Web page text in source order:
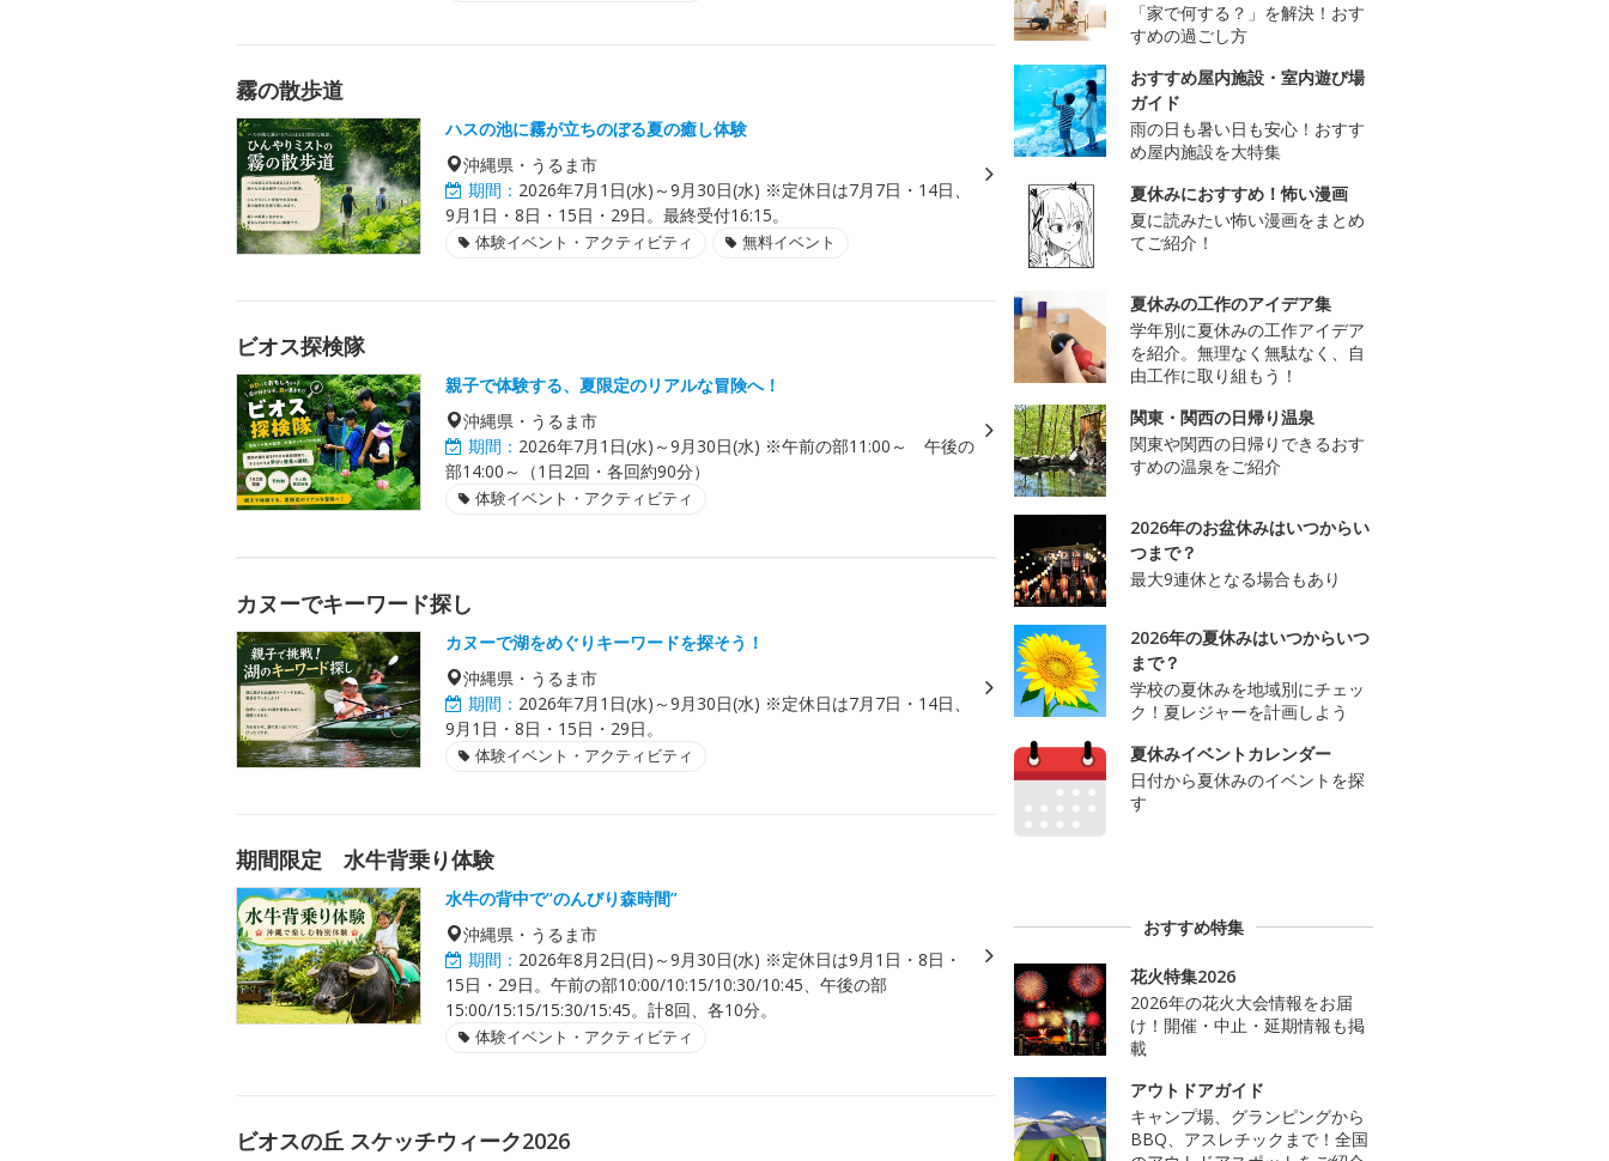
霧の散歩道
ハスの池に霧が立ちのぼる夏の癒し体験
沖縄県・うるま市
期間： 2026年7月1日(水)～9月30日(水) ※定休日は7月7日・14日、
9月1日・8日・15日・29日。最終受付16:15。
体験イベント・アクティビティ 無料イベント
ビオス探検隊
親子で体験する、夏限定のリアルな冒険へ！
沖縄県・うるま市
期間： 2026年7月1日(水)～9月30日(水) ※午前の部11:00～ 午後の
部14:00～（1日2回・各回約90分）
体験イベント・アクティビティ
カヌーでキーワード探し
カヌーで湖をめぐりキーワードを探そう！
沖縄県・うるま市
期間： 2026年7月1日(水)～9月30日(水) ※定休日は7月7日・14日、
9月1日・8日・15日・29日。
体験イベント・アクティビティ
期間限定 水牛背乗り体験
水牛の背中で“のんびり森時間”
沖縄県・うるま市
期間： 2026年8月2日(日)～9月30日(水) ※定休日は9月1日・8日・
15日・29日。午前の部10:00/10:15/10:30/10:45、午後の部
15:00/15:15/15:30/15:45。計8回、各10分。
体験イベント・アクティビティ
ビオスの丘 スケッチウィーク2026
「家で何する？」を解決！おす
すめの過ごし方
おすすめ屋内施設・室内遊び場
ガイド
雨の日も暑い日も安心！おすす
め屋内施設を大特集
夏休みにおすすめ！怖い漫画
夏に読みたい怖い漫画をまとめ
てご紹介！
夏休みの工作のアイデア集
学年別に夏休みの工作アイデア
を紹介。無理なく無駄なく、自
由工作に取り組もう！
関東・関西の日帰り温泉
関東や関西の日帰りできるおす
すめの温泉をご紹介
2026年のお盆休みはいつからい
つまで？
最大9連休となる場合もあり
2026年の夏休みはいつからいつ
まで？
学校の夏休みを地域別にチェッ
ク！夏レジャーを計画しよう
夏休みイベントカレンダー
日付から夏休みのイベントを探
す
おすすめ特集
花火特集2026
2026年の花火大会情報をお届
け！開催・中止・延期情報も掲
載
アウトドアガイド
キャンプ場、グランピングから
BBQ、アスレチックまで！全国